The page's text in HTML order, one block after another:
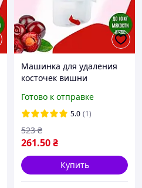
Машинка для удаления
косточек вишни
Приспособление для
удаления косточек белого
цвета
Готово к отправке
5.0 (1)
261.50₴
523 ₴
Купить